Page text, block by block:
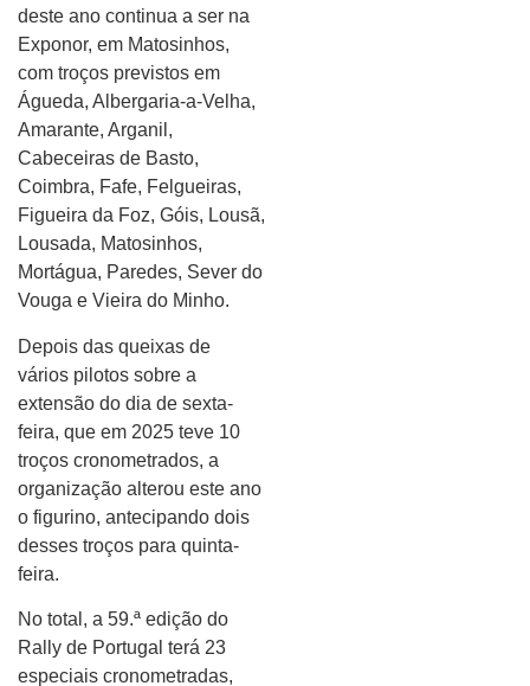
deste ano continua a ser na
Exponor, em Matosinhos,
com troços previstos em
Águeda, Albergaria-a-Velha,
Amarante, Arganil,
Cabeceiras de Basto,
Coimbra, Fafe, Felgueiras,
Figueira da Foz, Góis, Lousã,
Lousada, Matosinhos,
Mortágua, Paredes, Sever do
Vouga e Vieira do Minho.
Depois das queixas de
vários pilotos sobre a
extensão do dia de sexta-
feira, que em 2025 teve 10
troços cronometrados, a
organização alterou este ano
o figurino, antecipando dois
desses troços para quinta-
feira.
No total, a 59.ª edição do
Rally de Portugal terá 23
especiais cronometradas,